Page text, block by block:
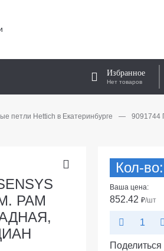
Избранное
Нет товаров
петли Hettich в Екатеринбурге —
9091744
Кол-
Ваша цена:
852.42₽/шт
Поделиться
РАМ